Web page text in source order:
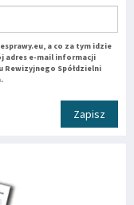
a co za tym idzie
adres e-mail informacji
Rewizyjnego Spółdzielni
Zapisz